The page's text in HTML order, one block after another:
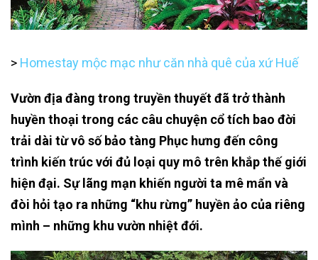
> Homestay mộc mạc như căn nhà quê của xứ Huế
Vườn địa đàng trong truyền thuyết đã trở thành
huyền thoại trong các câu chuyện cổ tích bao đời
trải dài từ vô số bảo tàng Phục hưng đến công
trình kiến trúc với đủ loại quy mô trên khắp thế giới
hiện đại. Sự lãng mạn khiến người ta mê mẩn và
đòi hỏi tạo ra những “khu rừng” huyền ảo của riêng
mình – những khu vườn nhiệt đới.